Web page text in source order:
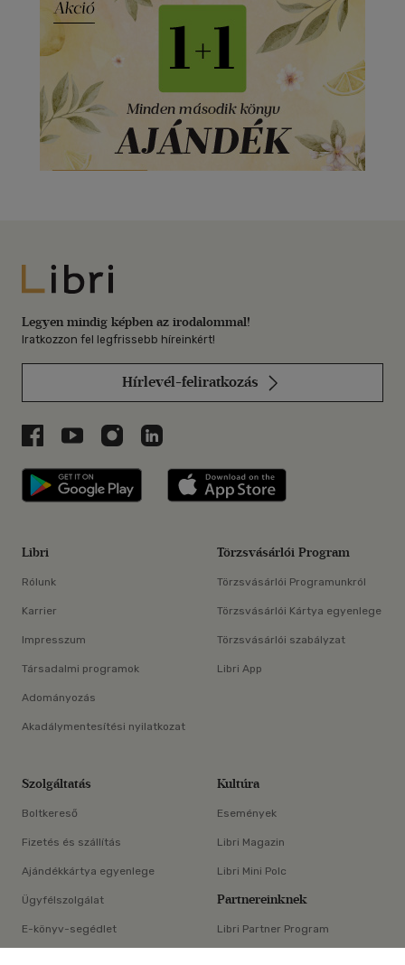
Libri
Legyen mindig képben az irodalommal!
Iratkozzon fel legfrissebb híreinkért!
Hírlevél-feliratkozás
Libri a Facebookon
Libri a Youtube-on
Libri az Instagramon
Libri a LinkedInen
Libri applikáció Szerezd meg: Google
Libri
Rólunk
Karrier
Impresszum
Társadalmi programok
Adományozás
Akadálymentesítési nyilatkozat
Törzsvásárlói Program
Törzsvásárlói Programunkról
Törzsvásárlói Kártya egyenlege
Törzsvásárlói szabályzat
Libri App
Szolgáltatás
Boltkereső
Fizetés és szállítás
Ajándékkártya egyenlege
Ügyfélszolgálat
E-könyv-segédlet
Kultúra
Események
Libri Magazin
Libri Mini Polc
Partnereinknek
Libri Partner Program